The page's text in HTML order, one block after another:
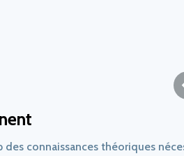
des connaissances théoriques